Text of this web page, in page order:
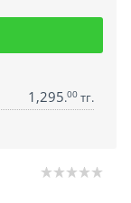
1,295.00 тг.